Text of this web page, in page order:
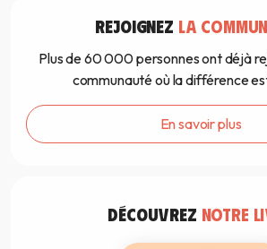
REJOIGNEZ LA
Plus de 60 000 personnes ont déjà
communauté où la différence
En savoir plus
DÉCOUVREZ NOTRE